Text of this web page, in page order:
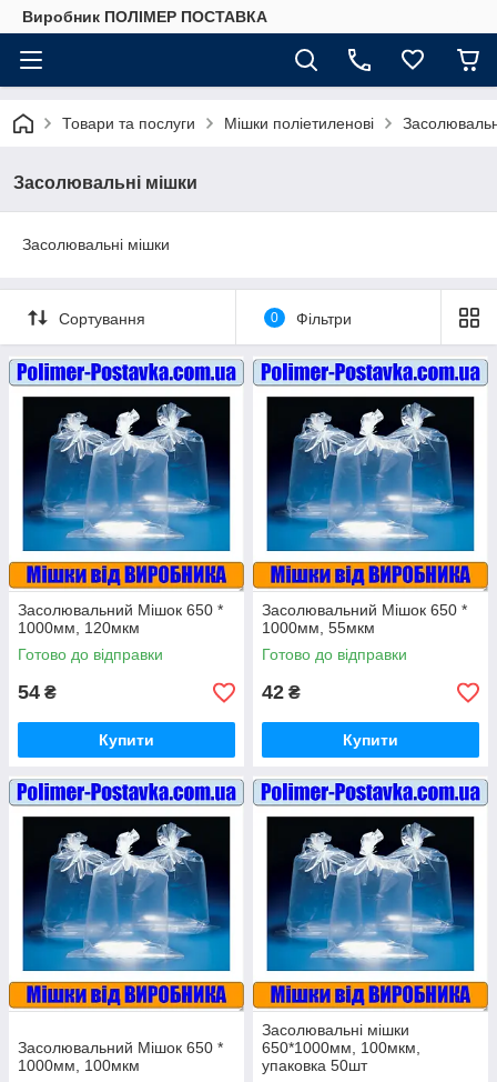
Виробник ПОЛІМЕР ПОСТАВКА
Товари та послуги Мішки поліетиленові
Засолювальні мішки
Засолювальні мішки
Сортування 0 Фільтри
Засолювальний Мішок 650 *
1000мм, 120мкм
Готово до відправки
54 ₴
Купити
Засолювальний Мішок 650 *
1000мм, 55мкм
Готово до відправки
42 ₴
Купити
Засолювальний Мішок 650 *
1000мм, 100мкм
Засолювальні мішки
650*1000мм, 100мкм,
упаковка 50шт